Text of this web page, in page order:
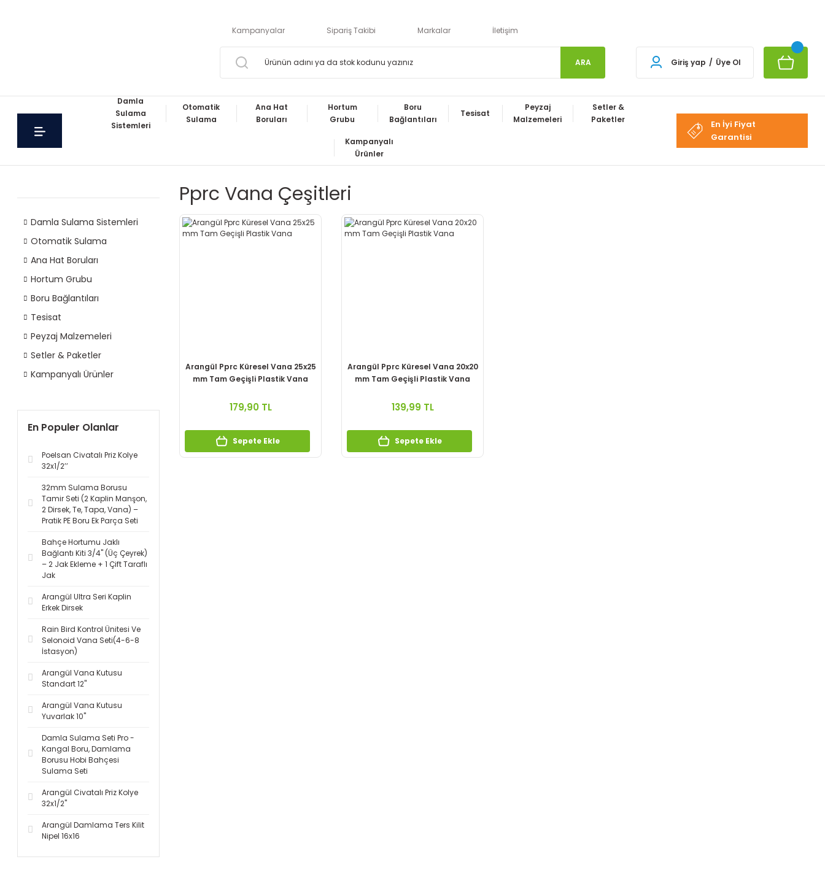
Kampanyalar Sipariş Takibi Markalar İletişim
ARA Giriş yap / Üye Ol
Damla
Sulama
Sistemleri
Otomatik
Sulama
Ana Hat
Boruları
Hortum
Grubu
Boru
Bağlantıları
Tesisat
Peyzaj
Malzemeleri
Setler &
Paketler
Kampanyalı
Ürünler
En İyi Fiyat
Garantisi
Damla Sulama Sistemleri
Otomatik Sulama
Ana Hat Boruları
Hortum Grubu
Boru Bağlantıları
Tesisat
Peyzaj Malzemeleri
Setler & Paketler
Kampanyalı Ürünler
En Populer Olanlar
Poelsan Civatalı Priz Kolye
32x1/2’’
32mm Sulama Borusu
Tamir Seti (2 Kaplin Manşon,
2 Dirsek, Te, Tapa, Vana) –
Pratik PE Boru Ek Parça Seti
Bahçe Hortumu Jaklı
Bağlantı Kiti 3/4'' (Üç Çeyrek)
– 2 Jak Ekleme + 1 Çift Taraflı
Jak
Arangül Ultra Seri Kaplin
Erkek Dirsek
Rain Bird Kontrol Ünitesi Ve
Selonoid Vana Seti(4-6-8
İstasyon)
Arangül Vana Kutusu
Standart 12''
Arangül Vana Kutusu
Yuvarlak 10''
Damla Sulama Seti Pro -
Kangal Boru, Damlama
Borusu Hobi Bahçesi
Sulama Seti
Arangül Civatalı Priz Kolye
32x1/2''
Arangül Damlama Ters Kilit
Nipel 16x16
Pprc Vana Çeşitleri
Arangül Pprc Küresel Vana 25x25
mm Tam Geçişli Plastik Vana
179,90 TL
Sepete Ekle
Arangül Pprc Küresel Vana 20x20
mm Tam Geçişli Plastik Vana
139,99 TL
Sepete Ekle